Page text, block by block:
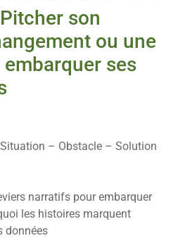
son
ou une
ses
– Obstacle – Solution
narratifs pour embarquer
les histoires marquent
données